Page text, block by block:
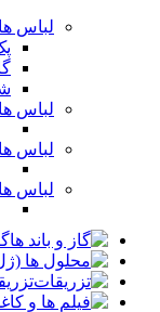
لباس های
پک
گان
شان
لباس های
لباس های
لباس های
گاز و
تزریقات